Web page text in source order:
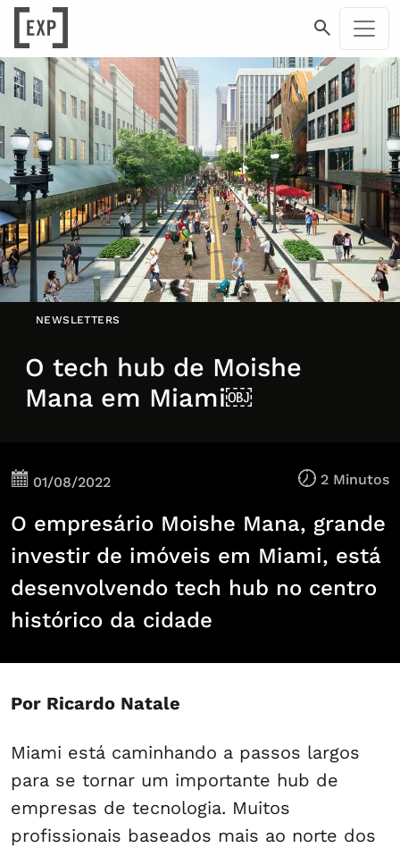
NEWSLETTERS
O tech hub de Moishe
Mana em Miami￼
01/08/2022 2 Minutos
O empresário Moishe Mana, grande
investir de imóveis em Miami, está
desenvolvendo tech hub no centro
histórico da cidade
Por Ricardo Natale
Miami está caminhando a passos largos
para se tornar um importante hub de
empresas de tecnologia. Muitos
profissionais baseados mais ao norte dos